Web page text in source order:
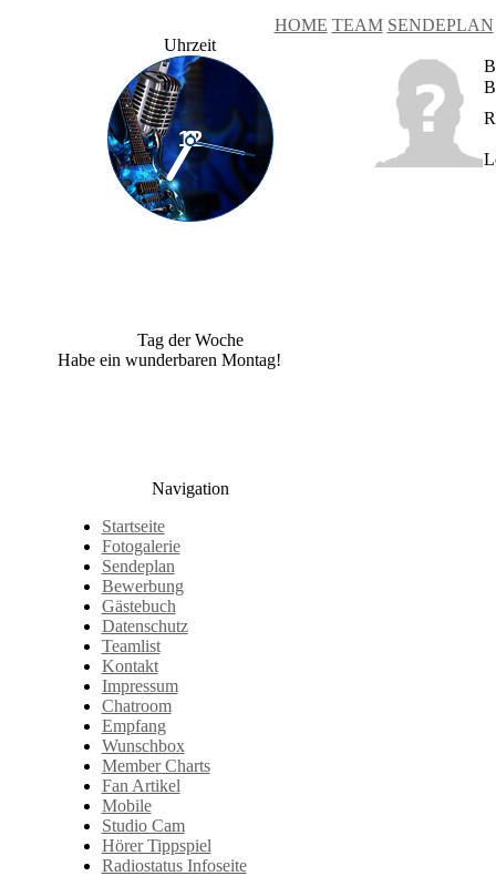
HOME TEAM SENDEPLAN
Uhrzeit
Tag der Woche
Habe ein wunderbaren Montag!
Navigation
Startseite
Fotogalerie
Sendeplan
Bewerbung
Gästebuch
Datenschutz
Teamlist
Kontakt
Impressum
Chatroom
Empfang
Wunschbox
Member Charts
Fan Artikel
Mobile
Studio Cam
Hörer Tippspiel
Radiostatus Infoseite